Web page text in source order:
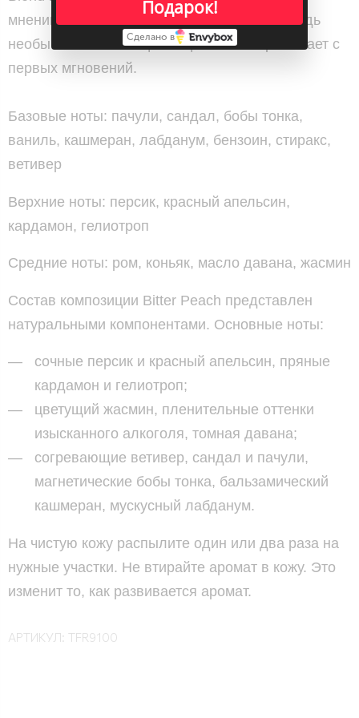
мнений, они быстро стали популярными, ведь
необычная комбинация акцентов завораживает с
первых мгновений.
Базовые ноты: пачули, сандал, бобы тонка,
ваниль, кашмеран, лабданум, бензоин, стиракс,
ветивер
Верхние ноты: персик, красный апельсин,
кардамон, гелиотроп
Средние ноты: ром, коньяк, масло давана, жасмин
Состав композиции Bitter Peach представлен
натуральными компонентами. Основные ноты:
сочные персик и красный апельсин, пряные
кардамон и гелиотроп;
цветущий жасмин, пленительные оттенки
изысканного алкоголя, томная давана;
согревающие ветивер, сандал и пачули,
магнетические бобы тонка, бальзамический
кашмеран, мускусный лабданум.
На чистую кожу распылите один или два раза на
нужные участки. Не втирайте аромат в кожу. Это
изменит то, как развивается аромат.
АРТИКУЛ: TFR9100
Подарок!
Сделано в